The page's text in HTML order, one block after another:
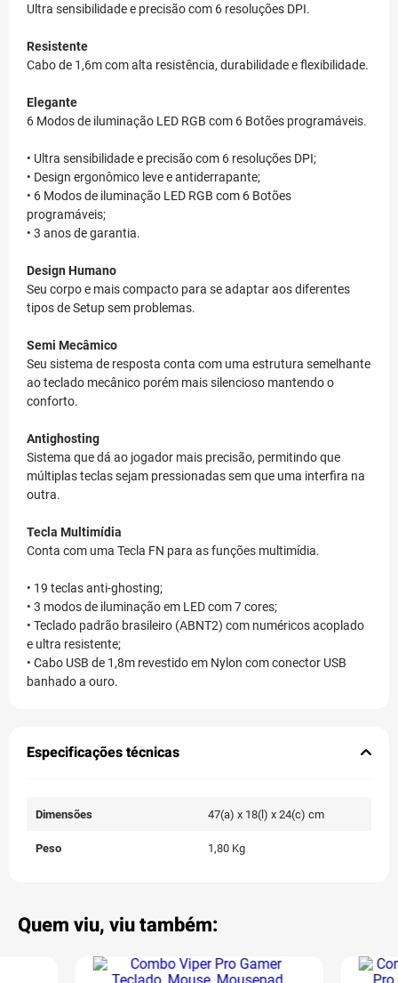
Ultra sensibilidade e precisão com 6 resoluções DPI.
Resistente
Cabo de 1,6m com alta resistência, durabilidade e flexibilidade.
Elegante
6 Modos de iluminação LED RGB com 6 Botões programáveis.
• Ultra sensibilidade e precisão com 6 resoluções DPI;
• Design ergonômico leve e antiderrapante;
• 6 Modos de iluminação LED RGB com 6 Botões
programáveis;
• 3 anos de garantia.
Design Humano
Seu corpo e mais compacto para se adaptar aos diferentes
tipos de Setup sem problemas.
Semi Mecâmico
Seu sistema de resposta conta com uma estrutura semelhante
ao teclado mecânico porém mais silencioso mantendo o
conforto.
Antighosting
Sistema que dá ao jogador mais precisão, permitindo que
múltiplas teclas sejam pressionadas sem que uma interfira na
outra.
Tecla Multimídia
Conta com uma Tecla FN para as funções multimídia.
• 19 teclas anti-ghosting;
• 3 modos de iluminação em LED com 7 cores;
• Teclado padrão brasileiro (ABNT2) com numéricos acoplado
e ultra resistente;
• Cabo USB de 1,8m revestido em Nylon com conector USB
banhado a ouro.
Especificações técnicas
Dimensões 47(a) x 18(l) x 24(c) cm
Peso 1,80 Kg
Quem viu, viu também: